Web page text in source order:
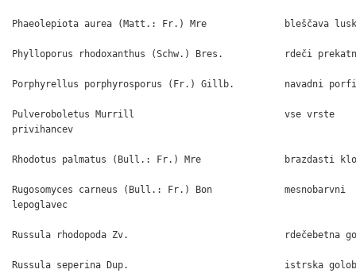
Phaeolepiota aurea (Matt.: Fr.) Mre              bleščava
Phylloporus rhodoxanthus (Schw.) Bres.           rdeči
Porphyrellus porphyrosporus (Fr.) Gillb.         navadni
Pulveroboletus Murrill                           vse vrste
privihancev
Rhodotus palmatus (Bull.: Fr.) Mre               brazdasti
Rugosomyces carneus (Bull.: Fr.) Bon             mesnobarvni
lepoglavec
Russula rhodopoda Zv.                            rdečebetna
Russula seperina Dup.                            istrska